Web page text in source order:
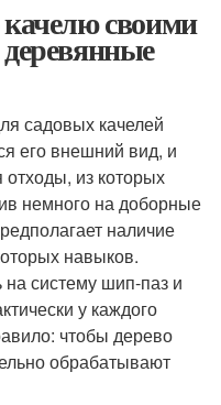
своими
садовых качелей
его внешний вид, и
отходы, из которых
немного на доборные
наличие
навыков.
систему шип-паз и
у каждого
чтобы дерево
обрабатывают